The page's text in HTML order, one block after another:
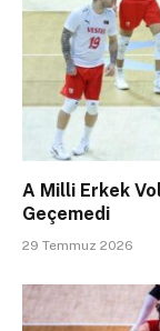
A Milli Erkek
Geçemedi
29 Temmuz 2026